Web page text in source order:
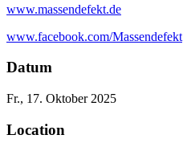
www.massendefekt.de
www.facebook.com/Massendefekt
Datum
Fr., 17. Oktober 2025
Location